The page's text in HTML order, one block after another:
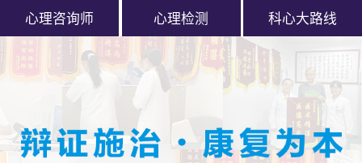
心理咨询师 心理检测 科心大路线